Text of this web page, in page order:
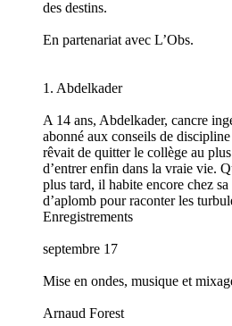
des destins.
En partenariat avec L’Obs.
1. Abdelkader
A 14 ans, Abdelkader, cancre
abonné aux conseils de
rêvait de quitter le collège au
d’entrer enfin dans la vraie vie.
plus tard, il habite encore chez
d’aplomb pour raconter les
Enregistrements
septembre 17
Mise en ondes, musique et
Arnaud Forest